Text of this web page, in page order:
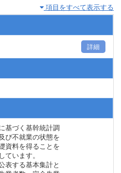
項目をすべて表示する
詳細
基づく基幹統計調
び不就業の状態を
資料を得ることを
ています。
表する基本集計と